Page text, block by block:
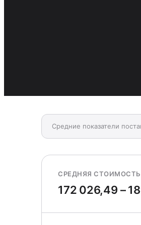
Средние показатели
СРЕДНЯЯ СТОИМОСТЬ
172 026,49 –